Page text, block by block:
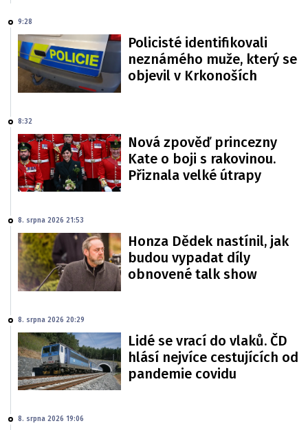
9:28
Policisté identifikovali
neznámého muže, který se
objevil v Krkonoších
8:32
Nová zpověď princezny
Kate o boji s rakovinou.
Přiznala velké útrapy
8. srpna 2026 21:53
Honza Dědek nastínil, jak
budou vypadat díly
obnovené talk show
8. srpna 2026 20:29
Lidé se vrací do vlaků. ČD
hlásí nejvíce cestujících od
pandemie covidu
8. srpna 2026 19:06